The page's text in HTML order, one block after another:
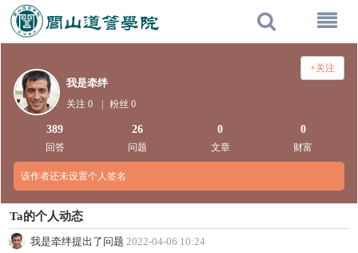
+关注
我是牵绊
关注 0 粉丝 0
389
回答
26
问题
0
文章
0
财富
该作者还未设置个人签名
Ta的个人动态
我是牵绊提出了问题 2022-04-06 10:24